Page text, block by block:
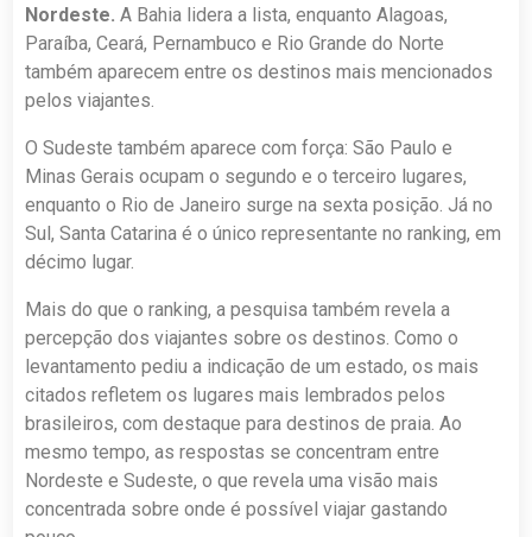
Nordeste. A Bahia lidera a lista, enquanto Alagoas,
Paraíba, Ceará, Pernambuco e Rio Grande do Norte
também aparecem entre os destinos mais mencionados
pelos viajantes.
O Sudeste também aparece com força: São Paulo e
Minas Gerais ocupam o segundo e o terceiro lugares,
enquanto o Rio de Janeiro surge na sexta posição. Já no
Sul, Santa Catarina é o único representante no ranking, em
décimo lugar.
Mais do que o ranking, a pesquisa também revela a
percepção dos viajantes sobre os destinos. Como o
levantamento pediu a indicação de um estado, os mais
citados refletem os lugares mais lembrados pelos
brasileiros, com destaque para destinos de praia. Ao
mesmo tempo, as respostas se concentram entre
Nordeste e Sudeste, o que revela uma visão mais
concentrada sobre onde é possível viajar gastando